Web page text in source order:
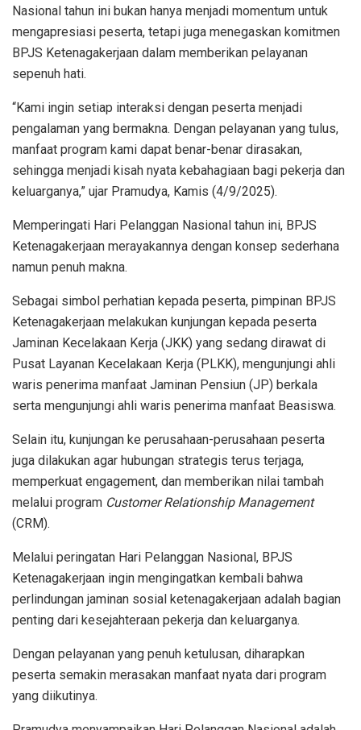
Nasional tahun ini bukan hanya menjadi momentum untuk
mengapresiasi peserta, tetapi juga menegaskan komitmen
BPJS Ketenagakerjaan dalam memberikan pelayanan
sepenuh hati.
“Kami ingin setiap interaksi dengan peserta menjadi
pengalaman yang bermakna. Dengan pelayanan yang tulus,
manfaat program kami dapat benar-benar dirasakan,
sehingga menjadi kisah nyata kebahagiaan bagi pekerja dan
keluarganya,” ujar Pramudya, Kamis (4/9/2025).
Memperingati Hari Pelanggan Nasional tahun ini, BPJS
Ketenagakerjaan merayakannya dengan konsep sederhana
namun penuh makna.
Sebagai simbol perhatian kepada peserta, pimpinan BPJS
Ketenagakerjaan melakukan kunjungan kepada peserta
Jaminan Kecelakaan Kerja (JKK) yang sedang dirawat di
Pusat Layanan Kecelakaan Kerja (PLKK), mengunjungi ahli
waris penerima manfaat Jaminan Pensiun (JP) berkala
serta mengunjungi ahli waris penerima manfaat Beasiswa.
Selain itu, kunjungan ke perusahaan-perusahaan peserta
juga dilakukan agar hubungan strategis terus terjaga,
memperkuat engagement, dan memberikan nilai tambah
melalui program Customer Relationship Management
(CRM).
Melalui peringatan Hari Pelanggan Nasional, BPJS
Ketenagakerjaan ingin mengingatkan kembali bahwa
perlindungan jaminan sosial ketenagakerjaan adalah bagian
penting dari kesejahteraan pekerja dan keluarganya.
Dengan pelayanan yang penuh ketulusan, diharapkan
peserta semakin merasakan manfaat nyata dari program
yang diikutinya.